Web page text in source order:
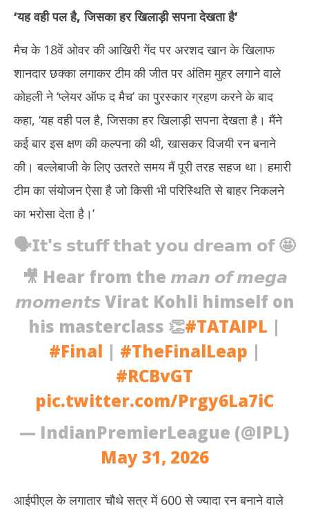
‘यह वही पल है, जिसका हर खिलाड़ी सपना देखता है’
मैच के 18वें ओवर की आखिरी गेंद पर अरशद खान के खिलाफ
शानदार छक्का लगाकर टीम की जीत पर अंतिम मुहर लगाने वाले
कोहली ने ‘प्लेयर ऑफ द मैच’ का पुरस्कार ग्रहण करने के बाद
कहा, ‘यह वही पल है, जिसका हर खिलाड़ी सपना देखता है। मैंने
कई बार इस क्षण की कल्पना की थी, खासकर विजयी रन बनाने
की। बल्लेबाजी के लिए उतरते समय मैं पूरी तरह सहज था। हमारी
टीम का संयोजन ऐसा है जो किसी भी परिस्थिति से बाहर निकलने
का भरोसा देता है।’
🗣️𝗜𝘁'𝘀 𝘀𝘁𝘂𝗳𝗳 𝘁𝗵𝗮𝘁 𝘆𝗼𝘂 𝗱𝗿𝗲𝗮𝗺 𝗼𝗳 🤩
🎥 Hear from the 𝙢𝙖𝙣 𝙤𝙛 𝙢𝙚𝙜𝙖
𝙢𝙤𝙢𝙚𝙣𝙩𝙨 Virat Kohli himself on
his masterclass 👏#TATAIPL |
#Final | #TheFinalLeap |
#RCBvGT
pic.twitter.com/Prgy6La7iC
— IndianPremierLeague (@IPL)
May 31, 2026
आईपीएल के लगातार चौथे सत्र में 600 से ज्यादा रन बनाने वाले